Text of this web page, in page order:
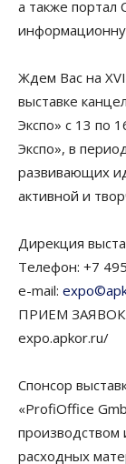
а также портал
Ждем Вас на
выставке
Экспо» с 13 по
Экспо», в
развивающих
активной и
Дирекция
Телефон: +7
e-mail:
ПРИЕМ ЗАЯВОК
expo.apkor.ru/
Спонсор
«ProfiOffice
производством
расходных